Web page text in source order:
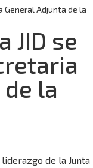
General Adjunta de la
JID se
la
de la Junta